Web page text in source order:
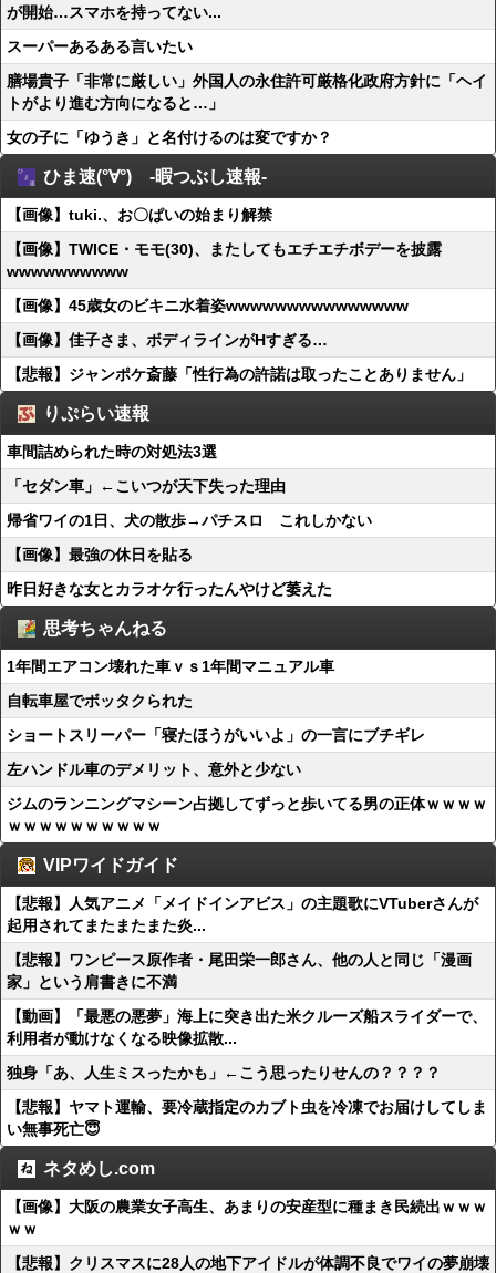
が開始…スマホを持ってない...
スーパーあるある言いたい
膳場貴子「非常に厳しい」外国人の永住許可厳格化政府方針に「ヘイ
トがより進む方向になると…」
女の子に「ゆうき」と名付けるのは変ですか？
ひま速(°∀°) -暇つぶし速報-
【画像】tuki.、お〇ぱいの始まり解禁
【画像】TWICE・モモ(30)、またしてもエチエチボデーを披露
wwwwwwwwww
【画像】45歳女のビキニ水着姿wwwwwwwwwwwwwww
【画像】佳子さま、ボディラインがHすぎる…
【悲報】ジャンポケ斎藤「性行為の許諾は取ったことありません」
りぷらい速報
車間詰められた時の対処法3選
「セダン車」←こいつが天下失った理由
帰省ワイの1日、犬の散歩→パチスロ これしかない
【画像】最強の休日を貼る
昨日好きな女とカラオケ行ったんやけど萎えた
思考ちゃんねる
1年間エアコン壊れた車ｖｓ1年間マニュアル車
自転車屋でボッタクられた
ショートスリーパー「寝たほうがいいよ」の一言にブチギレ
左ハンドル車のデメリット、意外と少ない
ジムのランニングマシーン占拠してずっと歩いてる男の正体ｗｗｗｗ
ｗｗｗｗｗｗｗｗｗｗ
VIPワイドガイド
【悲報】人気アニメ「メイドインアビス」の主題歌にVTuberさんが
起用されてまたまたまた炎...
【悲報】ワンピース原作者・尾田栄一郎さん、他の人と同じ「漫画
家」という肩書きに不満
【動画】「最悪の悪夢」海上に突き出た米クルーズ船スライダーで、
利用者が動けなくなる映像拡散...
独身「あ、人生ミスったかも」←こう思ったりせんの？？？？
【悲報】ヤマト運輸、要冷蔵指定のカブト虫を冷凍でお届けしてしま
い無事死亡😇
ネタめし.com
【画像】大阪の農業女子高生、あまりの安産型に種まき民続出ｗｗｗ
ｗｗ
【悲報】クリスマスに28人の地下アイドルが体調不良でワイの夢崩壊